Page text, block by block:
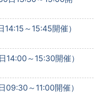
～15:45開催）
14:00～15:30開催）
～11:00開催）